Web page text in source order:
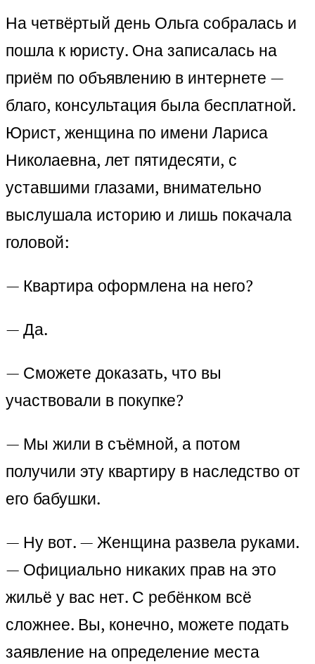
На четвёртый день Ольга собралась и
пошла к юристу. Она записалась на
приём по объявлению в интернете —
благо, консультация была бесплатной.
Юрист, женщина по имени Лариса
Николаевна, лет пятидесяти, с
уставшими глазами, внимательно
выслушала историю и лишь покачала
головой:
— Квартира оформлена на него?
— Да.
— Сможете доказать, что вы
участвовали в покупке?
— Мы жили в съёмной, а потом
получили эту квартиру в наследство от
его бабушки.
— Ну вот. — Женщина развела руками.
— Официально никаких прав на это
жильё у вас нет. С ребёнком всё
сложнее. Вы, конечно, можете подать
заявление на определение места